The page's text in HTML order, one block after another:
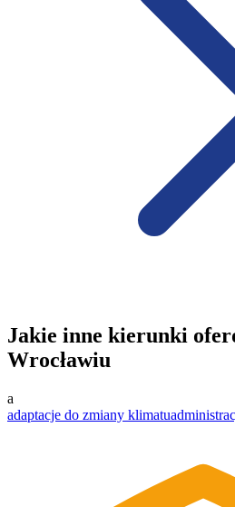
Jakie inne kierunki
Wrocławiu
a
adaptacje do zmiany klimatu